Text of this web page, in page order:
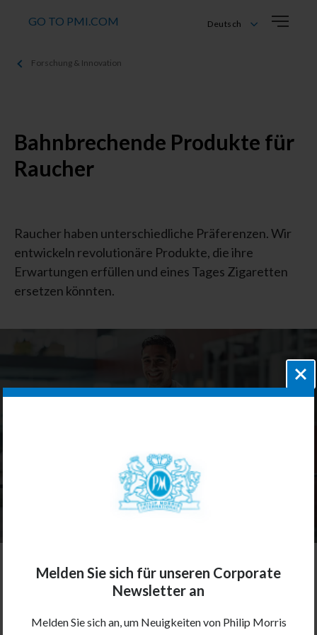
GO TO PMI.COM
Deutsch
Melden Sie sich für unseren Corporate
Newsletter an
Melden Sie sich an, um Neuigkeiten von Philip Morris
Forschung & Innovation
Bahnbrechende Produkte für
Raucher
Raucher haben unterschiedliche Präferenzen. Wir
entwickeln revolutionäre Produkte, die ihre
Erwartungen erfüllen und eines Tages Zigaretten
ersetzen könnten.